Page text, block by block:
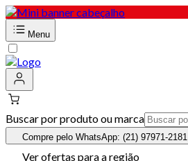
Menu
Buscar por produto ou marca
Compre pelo WhatsApp: (21) 97971-2181
Ver ofertas para a região